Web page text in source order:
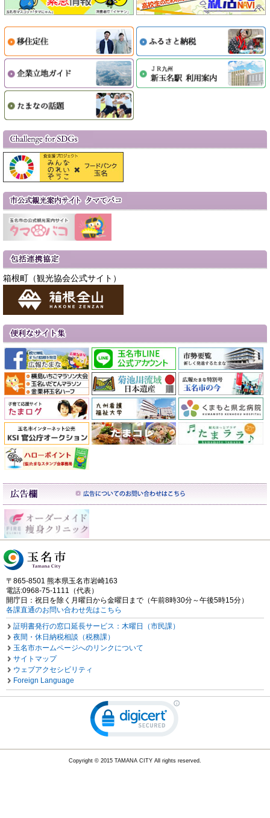
箱根町（観光協会公式サイト）
〒865-8501 熊本県玉名市岩崎163
電話:0968-75-1111（代表）
開庁日：祝日を除く月曜日から金曜日まで（午前8時30分～午後5時15分）
各課直通のお問い合わせ先はこちら
証明書発行の窓口延長サービス：木曜日（市民課）
夜間・休日納税相談（税務課）
玉名市ホームページへのリンクについて
サイトマップ
ウェブアクセシビリティ
Foreign Language
Copyright © 2015 TAMANA CITY All rights reserved.